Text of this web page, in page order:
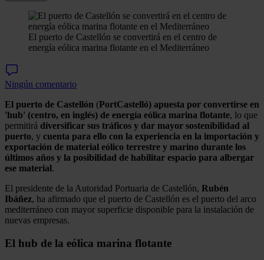
El puerto de Castellón se convertirá en el centro de
energía eólica marina flotante en el Mediterráneo
Ningún comentario
El puerto de Castellón (PortCastelló) apuesta por convertirse en
'hub' (centro, en inglés) de energía eólica marina flotante, lo que
permitirá diversificar sus tráficos y dar mayor sostenibilidad al
puerto, y cuenta para ello con la experiencia en la importación y
exportación de material eólico terrestre y marino durante los
últimos años y la posibilidad de habilitar espacio para albergar
ese material.
El presidente de la Autoridad Portuaria de Castellón, Rubén
Ibáñez, ha afirmado que el puerto de Castellón es el puerto del arco
mediterráneo con mayor superficie disponible para la instalación de
nuevas empresas.
El hub de la eólica marina flotante